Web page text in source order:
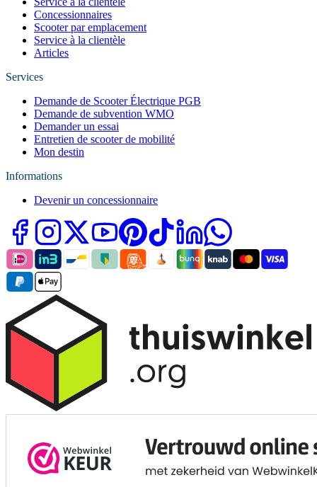
Concessionnaires
Scooter par emplacement
Service à la clientèle
Articles
Services
Demande de Scooter Électrique PGB
Demande de subvention WMO
Demander un essai
Entretien de scooter de mobilité
Mon destin
Informations
Devenir un concessionnaire